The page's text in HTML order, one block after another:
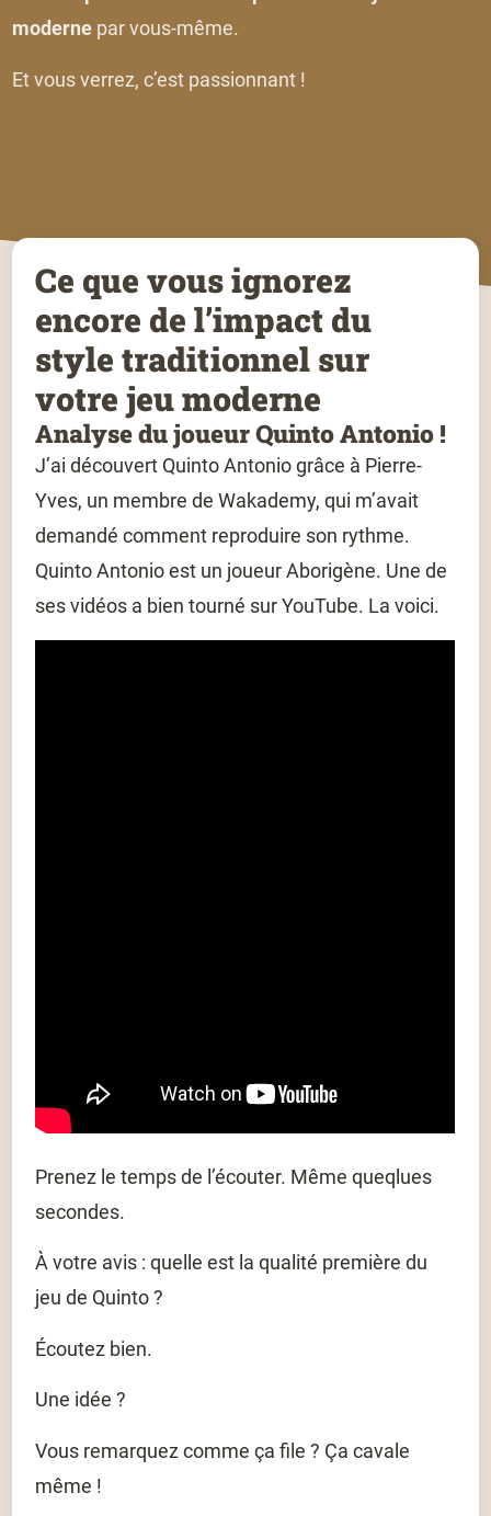
moderne par vous-même.
Et vous verrez, c’est passionnant !
Ce que vous ignorez
encore de l’impact du
style traditionnel sur
votre jeu moderne
Analyse du joueur Quinto Antonio !
J’ai découvert Quinto Antonio grâce à Pierre-
Yves, un membre de Wakademy, qui m’avait
demandé comment reproduire son rythme.
Quinto Antonio est un joueur Aborigène. Une de
ses vidéos a bien tourné sur YouTube. La voici.
Prenez le temps de l’écouter. Même queqlues
secondes.
À votre avis : quelle est la qualité première du
jeu de Quinto ?
Écoutez bien.
Une idée ?
Vous remarquez comme ça file ? Ça cavale
même !